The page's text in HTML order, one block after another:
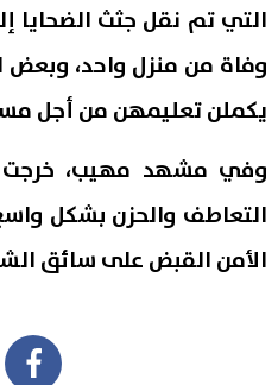
التي تم نقل جثث الضحايا
وفاة من منزل واحد، وبعض
يكملن تعليمهن من أجل
التعاطف والحزن بشكل
الأمن القبض على سائق